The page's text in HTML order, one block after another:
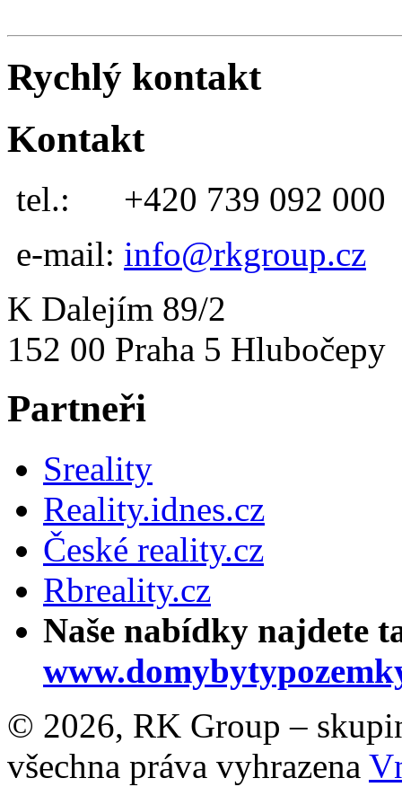
Rychlý kontakt
Kontakt
tel.: +420 739 092 000
e-mail: info@rkgroup.cz
K Dalejím 89/2
152 00 Praha 5 Hlubočepy
Partneři
Sreality
Reality.idnes.cz
České reality.cz
Rbreality.cz
Naše nabídky najdete
© 2026, RK Group –
všechna práva vyhrazena